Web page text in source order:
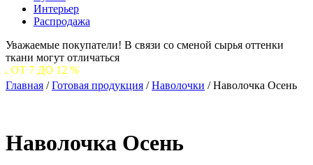
Интерьер
Распродажа
Уважаемые покупатели! В связи со сменой сырья оттенки
ткани могут отличаться
%
Главная /Готовая продукция /Наволочки /Наволочка Осень
Наволочка Осень